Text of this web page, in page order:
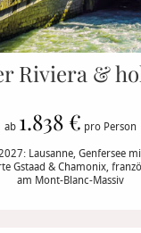
Riviera &
ab 1.838 € pro Person
Lausanne, Genfersee
Gstaad & Chamonix,
am Mont-Blanc-Massiv